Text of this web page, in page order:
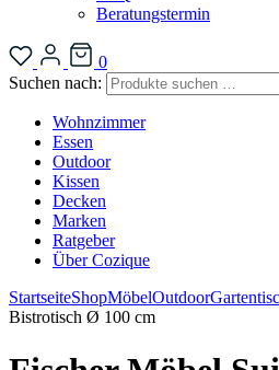
Beratungstermin
0
Suchen nach:
Wohnzimmer
Essen
Outdoor
Kissen
Decken
Marken
Ratgeber
Über Cozique
StartseiteShopMöbelOutdoor
Bistrotisch Ø 100 cm